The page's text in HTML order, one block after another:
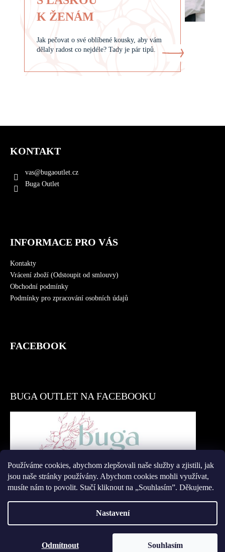
Používáme cookies, abychom zlepšovali naše služby a zjistili, jak
jsou naše stránky používány. Abychom cookies mohli využívat,
musíte nám to povolit. Stačí kliknout na „Souhlasím”. Děkujeme.
Nastavení
Odmítnout Souhlasím
K ŽENÁM
Jak pečovat o své oblíbené kousky, aby vám
dělaly radost co nejdéle? Tady je pár tipů.
Z
KONTAKT
vas@bugaoutlet.cz
Buga Outlet
INFORMACE PRO VÁS
Kontakty
Vrácení zboží (Odstoupit od smlouvy)
Obchodní podmínky
Podmínky pro zpracování osobních údajů
FACEBOOK
BUGA OUTLET NA FACEBOOKU
Přidat se
Copyright 2026Buga Outlet . Všechna práva vyhrazena.